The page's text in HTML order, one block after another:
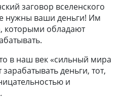
заговор вселенского
нужны ваши деньги! Им
которыми обладают
в наш век «сильный мира
зарабатывать деньги, тот,
и